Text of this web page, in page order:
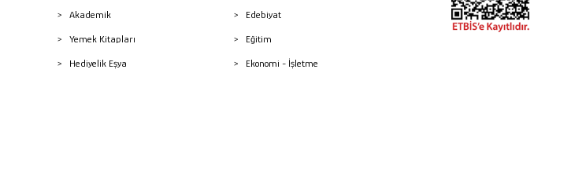
Akademik
Yemek Kitapları
Hediyelik Eşya
Edebiyat
Eğitim
Ekonomi - İşletme